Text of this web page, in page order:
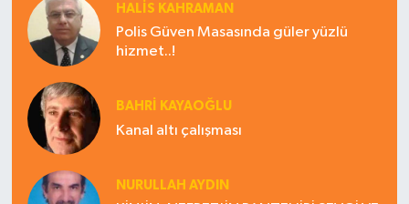
HALIS KAHRAMAN
Polis Güven Masasında güler yüzlü
hizmet..!
BAHRI KAYAOĞLU
Kanal altı çalışması
NURULLAH AYDIN